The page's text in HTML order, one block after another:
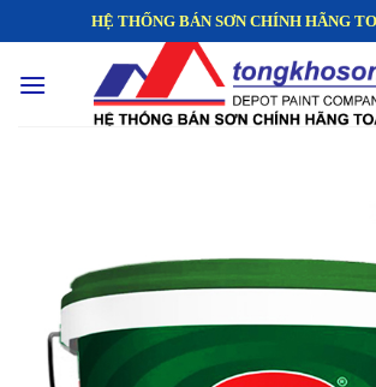
to
content
HỆ THỐNG BÁN SƠN CHÍNH HÃNG